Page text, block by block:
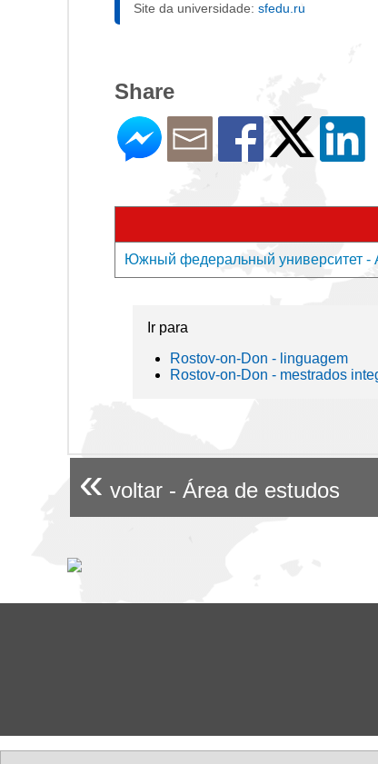
Site da universidade: sfedu.ru
Share
Южный федеральный университет -
Ir para
Rostov-on-Don - linguagem
Rostov-on-Don - mestrados
« voltar - Área de estudos